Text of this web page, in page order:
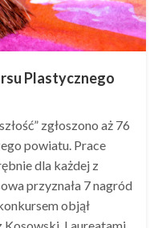
Plastycznego
zgłoszono aż 76
powiatu. Prace
dla każdej z
przyznała 7 nagród
objął
Laureatami